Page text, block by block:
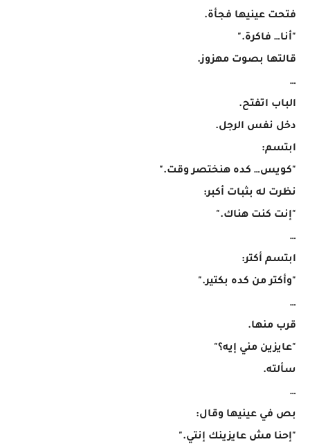
فتحت عينيها فجأة.
"أنا… فاكرة."
قالتها بصوت مهزوز.
…
الباب اتفتح.
دخل نفس الرجل.
ابتسم:
"كويس… كده هنختصر وقت."
نظرت له بثبات أكبر:
"إنت كنت هناك."
…
ابتسم أكتر:
"وأكتر من كده بكتير."
…
قرب منها.
"عايزين مني إيه؟"
سألته.
…
بص في عينيها وقال:
"إحنا مش عايزينك إنتي."